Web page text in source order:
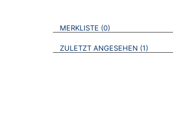
VERWEISE AUF VERMERKTE-
MERKLISTE 0
ZULETZT ANGESEHEN 1